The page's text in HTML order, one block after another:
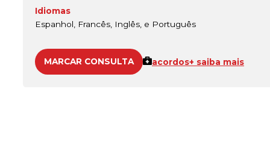
Idiomas
Espanhol, Francês, Inglês, e Português
MARCAR CONSULTA acordos+ saiba mais